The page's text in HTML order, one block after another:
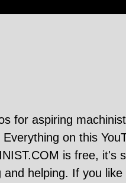
for aspiring
on this
is free, it's
helping. If you